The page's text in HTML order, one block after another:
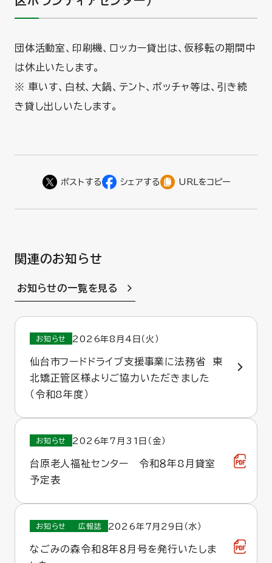
団体活動室、印刷機、ロッカー貸出は、仮移転の期間中
は休止いたします。
※ 車いす、白杖、大鍋、テント、ボッチャ等は、引き続
き貸し出しいたします。
URLをコピー
関連のお知らせ
お知らせの一覧を見る
お知らせ 2026年8月4日（火）
仙台市フードドライブ支援事業に法務省 東
北矯正管区様よりご協力いただきました
（令和8年度）
お知らせ 2026年7月31日（金）
台原老人福祉センター 令和８年8月貸室
予定表
お知らせ 広報誌 2026年7月29日（水）
なごみの森令和８年８月号を発行いたしま